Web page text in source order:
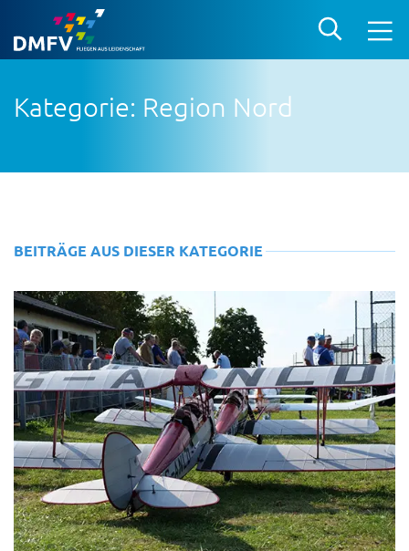
Kategorie: Region Nord
BEITRÄGE AUS DIESER KATEGORIE